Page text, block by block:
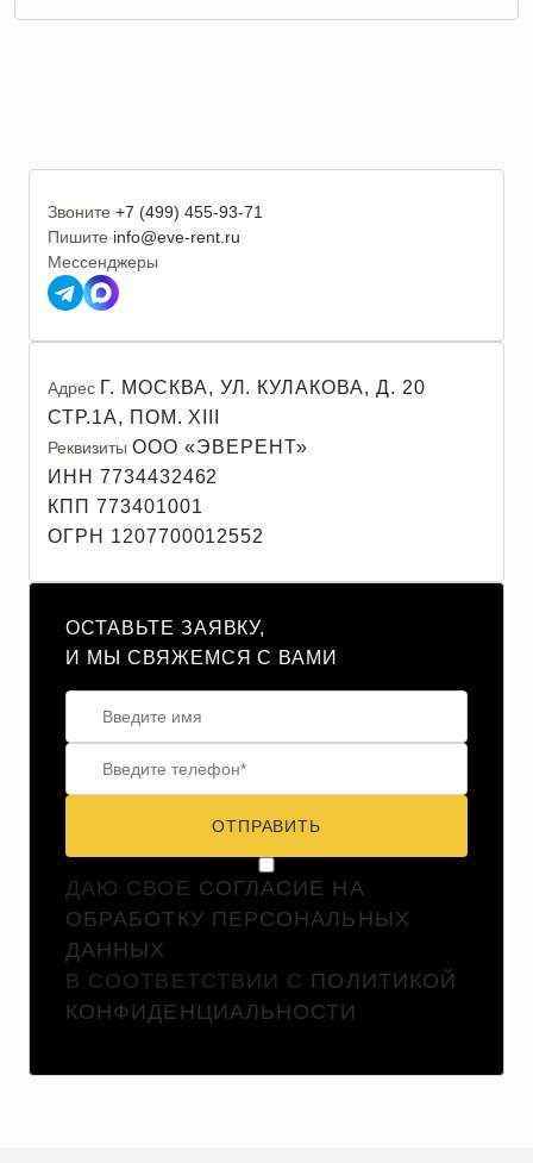
Звоните +7 (499) 455-93-71
Пишите info@eve-rent.ru
Мессенджеры
Адрес Г. МОСКВА, УЛ. КУЛАКОВА, Д. 20
СТР.1А, ПОМ. XIII
Реквизиты ООО «ЭВЕРЕНТ»
ИНН 7734432462
КПП 773401001
ОГРН 1207700012552
ОСТАВЬТЕ ЗАЯВКУ,
И МЫ СВЯЖЕМСЯ С ВАМИ
ОТПРАВИТЬ
ДАЮ СВОЕ СОГЛАСИЕ НА
ОБРАБОТКУ ПЕРСОНАЛЬНЫХ
ДАННЫХ
В СООТВЕТСТВИИ С ПОЛИТИКОЙ
КОНФИДЕНЦИАЛЬНОСТИ